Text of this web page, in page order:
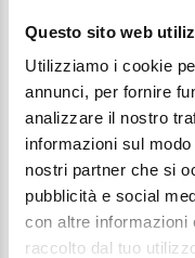
Questo sito web
Utilizziamo i cookie
annunci, per fornire
analizzare il nostro
informazioni sul
nostri partner che si
pubblicità e social
con altre informazioni
raccolto dal tuo
Comment